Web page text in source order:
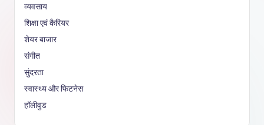
व्यवसाय
शिक्षा एवं कैरियर
शेयर बाजार
संगीत
सुंदरता
स्वास्थ्य और फिटनेस
हॉलीवुड